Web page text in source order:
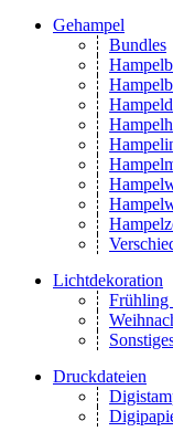
Gehampel
Bundles
Lichtdekoration
Frühling
Druckdateien